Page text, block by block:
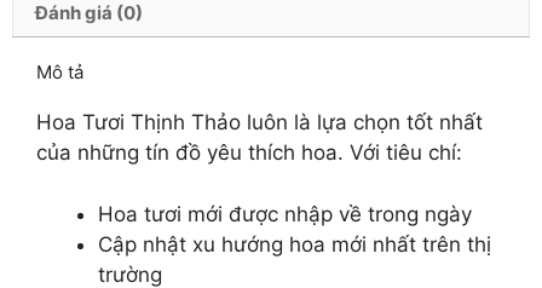
Đánh giá (0)
Mô tả
Hoa Tươi Thịnh Thảo luôn là lựa chọn tốt nhất
của những tín đồ yêu thích hoa. Với tiêu chí:
Hoa tươi mới được nhập về trong ngày
Cập nhật xu hướng hoa mới nhất trên thị
trường